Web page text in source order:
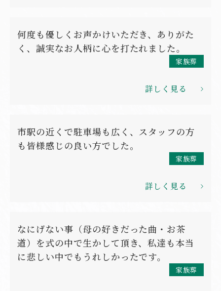
何度も優しくお声かけいただき、ありがた
く、誠実なお人柄に心を打たれました。
家族葬
詳しく見る
市駅の近くで駐車場も広く、スタッフの方
も皆様感じの良い方でした。
家族葬
詳しく見る
なにげない事（母の好きだった曲・お茶
道）を式の中で生かして頂き、私達も本当
に悲しい中でもうれしかったです。
家族葬